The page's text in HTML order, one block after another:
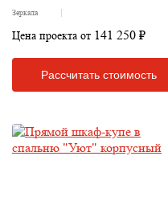
Зеркала
Цена проекта от 141 250 ₽
Рассчитать стоимость